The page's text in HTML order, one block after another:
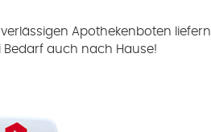
Apothekenboten liefern
Bedarf auch nach Hause!